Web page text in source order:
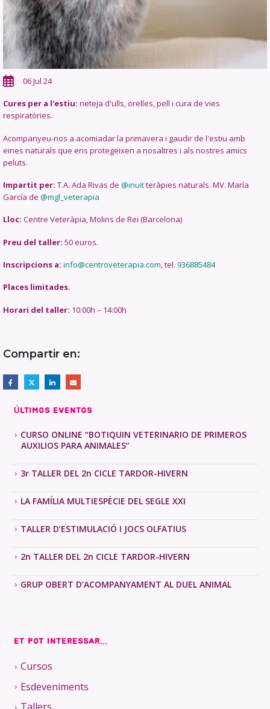
06 Jul 24
Cures per a l'estiu: neteja d'ulls, orelles, pell i cura de vies
respiratòries.
Acompanyeu-nos a acomiadar la primavera i gaudir de l'estiu amb
eines naturals que ens protegeixen a nosaltres i als nostres amics
peluts.
Impartit per: T.A. Ada Rivas de @inuitteràpies naturals. MV. María
García de @mgl_veterapia
Lloc: Centre Veteràpia, Molins de Rei (Barcelona)
Preu del taller: 50 euros.
Inscripcions a: info@centroveterapia.com, tel. 936885484
Places limitades.
Horari del taller: 10:00h – 14:00h
ÚLTIMOS EVENTOS
CURSO ONLINE “BOTIQUIN VETERINARIO DE PRIMEROS
AUXILIOS PARA ANIMALES”
3r TALLER DEL 2n CICLE TARDOR-HIVERN
LA FAMÍLIA MULTIESPÈCIE DEL SEGLE XXI
TALLER D’ESTIMULACIÓ I JOCS OLFATIUS
2n TALLER DEL 2n CICLE TARDOR-HIVERN
GRUP OBERT D’ACOMPANYAMENT AL DUEL ANIMAL
ET POT INTERESSAR...
Cursos
Esdeveniments